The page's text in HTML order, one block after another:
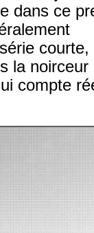
dans ce
la noirceur
compte